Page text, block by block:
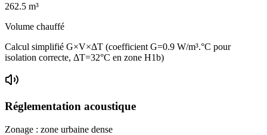
262.5 m³
Volume chauffé
Calcul simplifié G×V×ΔT (coefficient G=0.9 W/m³.°C pour
isolation correcte, ΔT=32°C en zone H1b)
Réglementation acoustique
Zonage : zone urbaine dense